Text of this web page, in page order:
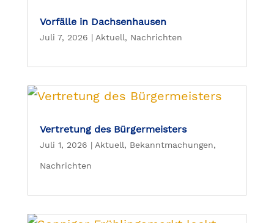
Vorfälle in Dachsenhausen
Juli 7, 2026 | Aktuell, Nachrichten
Vertretung des Bürgermeisters
Juli 1, 2026 | Aktuell, Bekanntmachungen,
Nachrichten